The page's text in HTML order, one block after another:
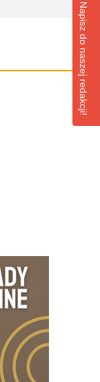
Napisz do naszej redakcji!